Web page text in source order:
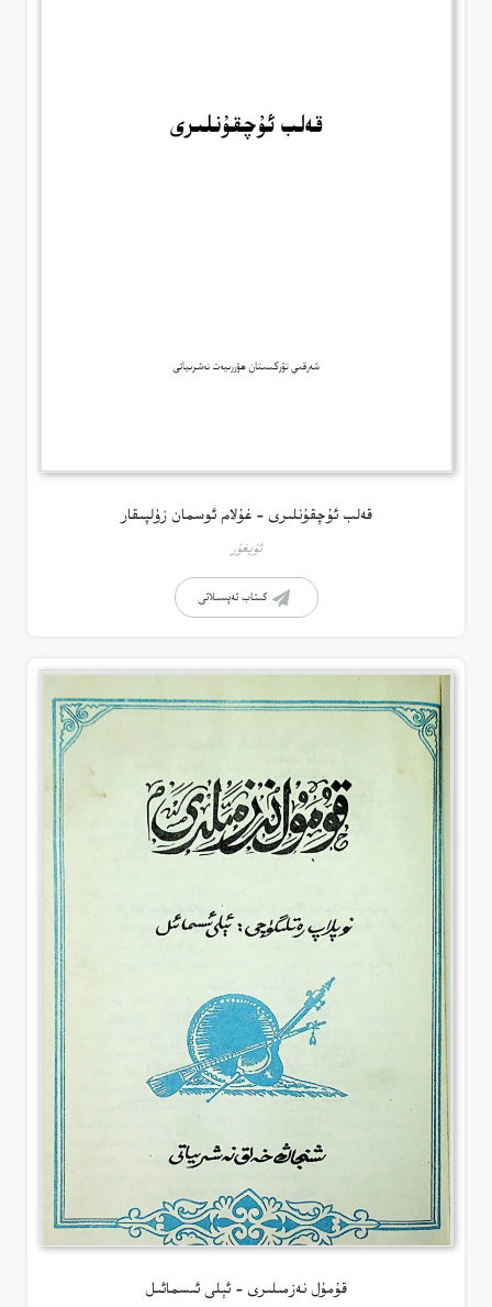
قەلب ئۇچقۇنلىرى – غۇلام ئوسمان زۇلپىقار
ئۇيغۇر
كىتاب تەپسىلاتى
قۇمۇل نەزمىلىرى – ئېلى ئىسمائىل